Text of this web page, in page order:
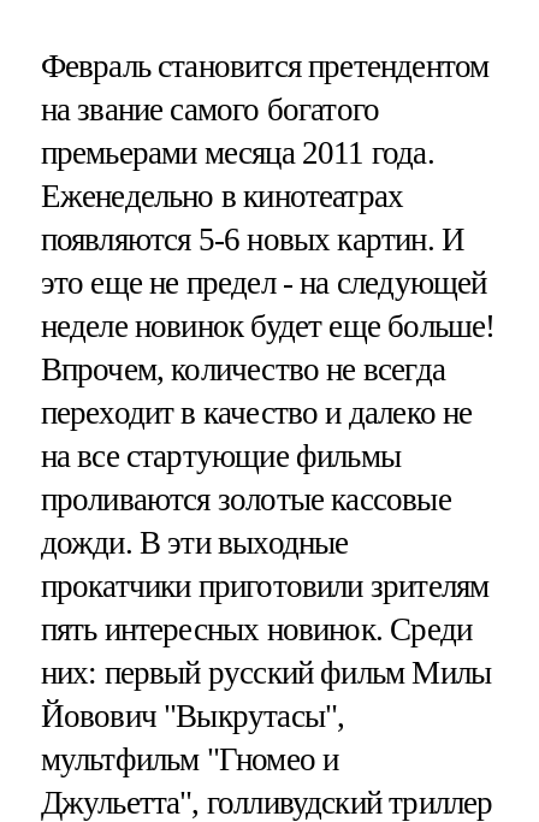
Февраль становится претендентом
на звание самого богатого
премьерами месяца 2011 года.
Еженедельно в кинотеатрах
появляются 5-6 новых картин. И
это еще не предел - на следующей
неделе новинок будет еще больше!
Впрочем, количество не всегда
переходит в качество и далеко не
на все стартующие фильмы
проливаются золотые кассовые
дожди. В эти выходные
прокатчики приготовили зрителям
пять интересных новинок. Среди
них: первый русский фильм Милы
Йовович "Выкрутасы",
мультфильм "Гномео и
Джульетта", голливудский триллер